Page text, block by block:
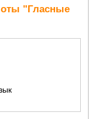
"Гласные